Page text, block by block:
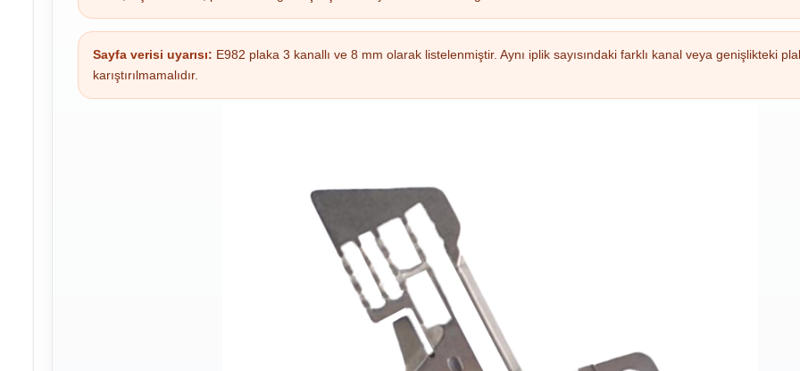
Sayfa verisi uyarısı: E982 plaka 3 kanallı ve 8 mm olarak listelenmiştir. Aynı iplik sayısındaki farklı kanal veya genişlikteki
karıştırılmamalıdır.